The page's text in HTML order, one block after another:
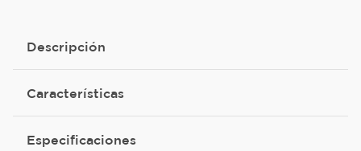
Descripción
Características
Especificaciones